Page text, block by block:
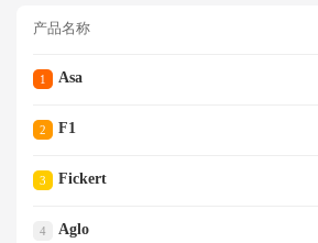
产品名称
1 Asa
2 F1
3 Fickert
4 Aglo